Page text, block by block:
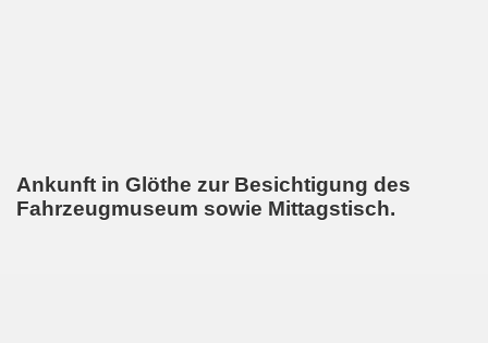
Ankunft in Glöthe zur Besichtigung des
Fahrzeugmuseum sowie Mittagstisch.